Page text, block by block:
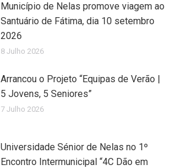
Município de Nelas promove viagem ao
Santuário de Fátima, dia 10 setembro
2026
8 Julho 2026
Arrancou o Projeto “Equipas de Verão |
5 Jovens, 5 Seniores”
7 Julho 2026
Universidade Sénior de Nelas no 1º
Encontro Intermunicipal “4C Dão em